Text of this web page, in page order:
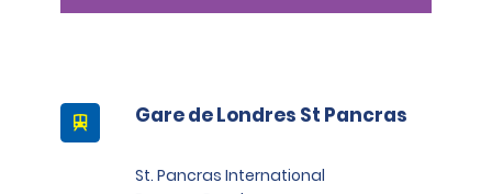
Gare de Londres St Pancras
St. Pancras International